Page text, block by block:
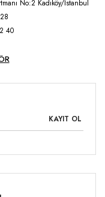
No:2 Kadıköy/İstanbul
40
KAYIT OL